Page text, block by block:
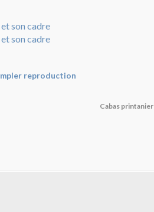
reproduction
Cabas printanier